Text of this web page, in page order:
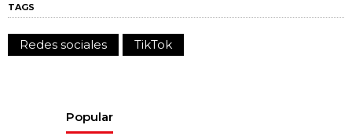
TAGS
Redes sociales TikTok
Popular